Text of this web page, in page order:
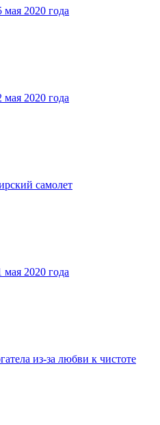
2020 года
2020 года
самолет
2020 года
из-за любви к чистоте